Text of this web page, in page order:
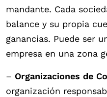
mandante. Cada
balance y su propia
ganancias. Puede ser
empresa en una zona
– Organizaciones de
organización